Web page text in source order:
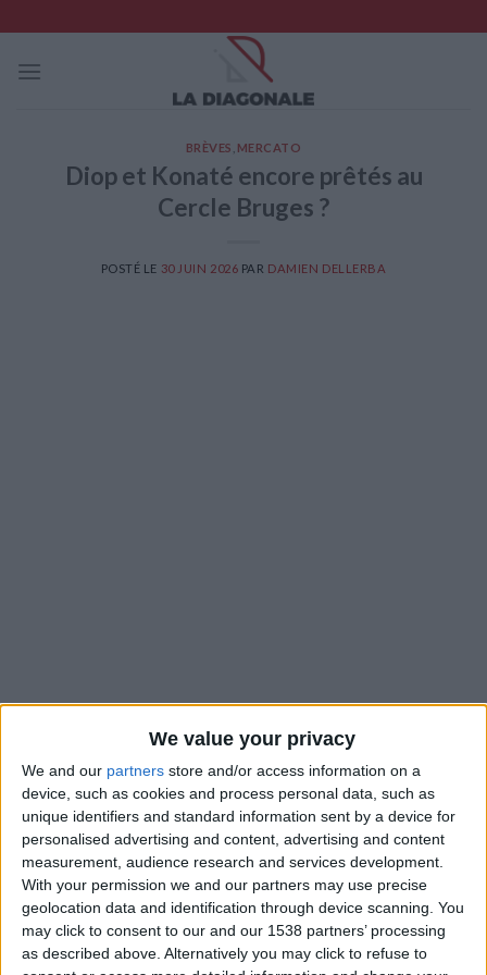
We value your privacy
We and our partners store and/or access information on a
device, such as cookies and process personal data, such as
unique identifiers and standard information sent by a device for
personalised advertising and content, advertising and content
measurement, audience research and services development.
With your permission we and our partners may use precise
geolocation data and identification through device scanning. You
may click to consent to our and our 1538 partners’ processing
as described above. Alternatively you may click to refuse to
to
content
BRÈVES MERCATO
Diop et Konaté encore prêtés au
Cercle Bruges ?
POSTÉ LE 30 JUIN 2026 PAR DAMIEN DELLERBA
L’AS Monaco a officialisé ce mardi l’arrivée de Flavio Nazinho
en provenance du Cercle Bruges. Les mouvements pourraient
se poursuivre dans les deux sens entre les deux clubs
« cousins » puisque le pensionnaire deJupiler Pro League
pourrait continuer d’accueillir Edan Diop et Valy Konaté.
C’étaitla volonté exprimée en maipar le président du club